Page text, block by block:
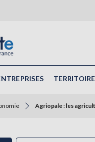
Agriopale : les